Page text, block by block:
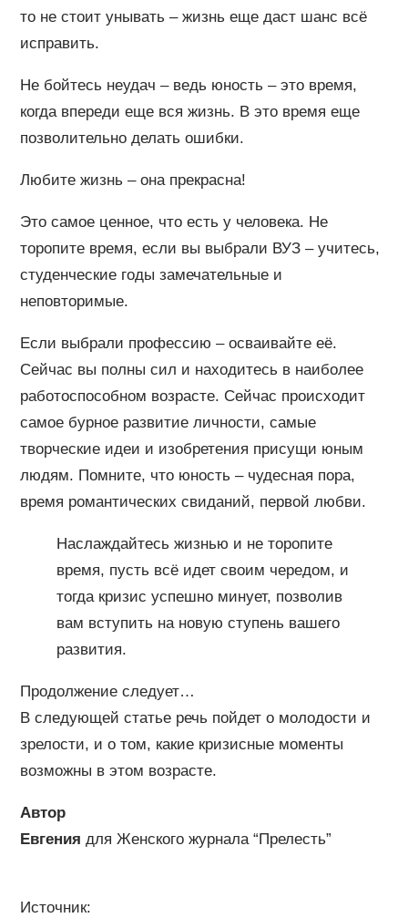
то не стоит унывать – жизнь еще даст шанс всё
исправить.
Не бойтесь неудач – ведь юность – это время,
когда впереди еще вся жизнь. В это время еще
позволительно делать ошибки.
Любите жизнь – она прекрасна!
Это самое ценное, что есть у человека. Не
торопите время, если вы выбрали ВУЗ – учитесь,
студенческие годы замечательные и
неповторимые.
Если выбрали профессию – осваивайте её.
Сейчас вы полны сил и находитесь в наиболее
работоспособном возрасте. Сейчас происходит
самое бурное развитие личности, самые
творческие идеи и изобретения присущи юным
людям. Помните, что юность – чудесная пора,
время романтических свиданий, первой любви.
Наслаждайтесь жизнью и не торопите
время, пусть всё идет своим чередом, и
тогда кризис успешно минует, позволив
вам вступить на новую ступень вашего
развития.
Продолжение следует…
В следующей статье речь пойдет о молодости и
зрелости, и о том, какие кризисные моменты
возможны в этом возрасте.
Автор
Евгения для Женского журнала “Прелесть”
Источник: